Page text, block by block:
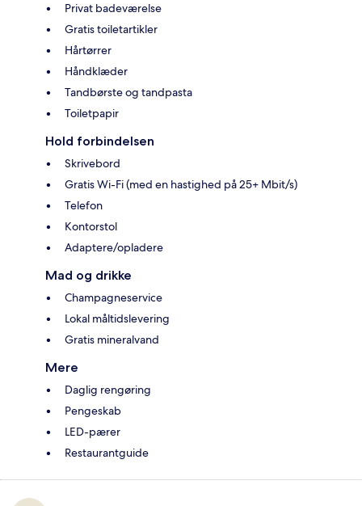
Privat badeværelse
Gratis toiletartikler
Hårtørrer
Håndklæder
Tandbørste og tandpasta
Toiletpapir
Hold forbindelsen
Skrivebord
Gratis Wi-Fi (med en hastighed på 25+ Mbit/s)
Telefon
Kontorstol
Adaptere/opladere
Mad og drikke
Champagneservice
Lokal måltidslevering
Gratis mineralvand
Mere
Daglig rengøring
Pengeskab
LED-pærer
Restaurantguide